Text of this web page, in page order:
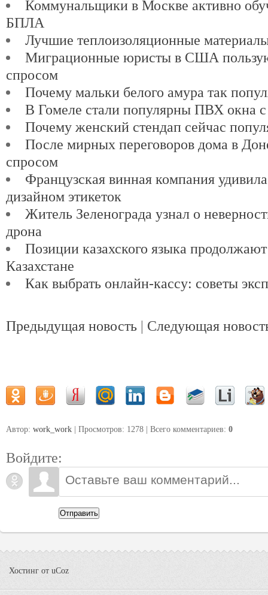
Коммунальщики в Москве активно
БПЛА
Лучшие теплоизоляционные
Миграционные юристы в США
спросом
Почему мальки белого амура так
В Гомеле стали популярны ПВХ окна с
Почему женский стендап сейчас
После мирных переговоров дома в
спросом
Французская винная компания
дизайном этикеток
Житель Зеленограда узнал о
дрона
Позиции казахского языка
Казахстане
Как выбрать онлайн-кассу: советы
Предыдущая новость Следующая
Автор: work_work | Просмотров: 1278 | Всего комментариев: 0
Войдите:
Отправить
Хостинг от uCoz